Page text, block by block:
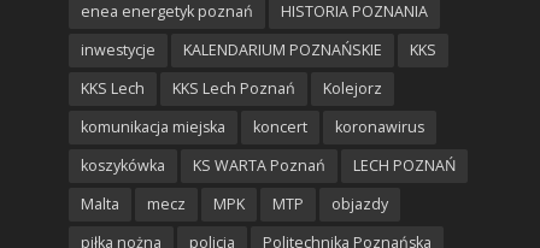
enea energetyk poznań
HISTORIA POZNANIA
inwestycje
KALENDARIUM POZNAŃSKIE
KKS
KKS Lech
KKS Lech Poznań
Kolejorz
komunikacja miejska
koncert
koronawirus
koszykówka
KS WARTA Poznań
LECH POZNAŃ
Malta
mecz MPK MTP
objazdy
piłka nożna
policja Politechnika Poznańska